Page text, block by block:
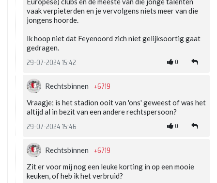
vaak verpieterden en je vervolgens niets meer van die
jongens hoorde.
Ik hoop niet dat Feyenoord zich niet gelijksoortig gaat
gedragen.
29-07-2024 15:42 0
Rechtsbinnen +6719
Vraagje; is het stadion ooit van 'ons' geweest of was het
altijd al in bezit van een andere rechtspersoon?
29-07-2024 15:46 0
Rechtsbinnen +6719
Zit er voor mij nog een leuke korting in op een mooie
keuken, of heb ik het verbruid?